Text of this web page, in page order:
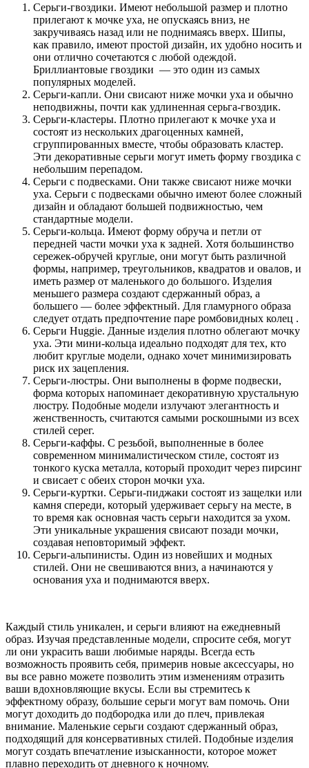
Серьги-гвоздики. Имеют небольшой размер и плотно
прилегают к мочке уха, не опускаясь вниз, не
закручиваясь назад или не поднимаясь вверх. Шипы,
как правило, имеют простой дизайн, их удобно носить и
они отлично сочетаются с любой одеждой.
Бриллиантовые гвоздики — это один из самых
популярных моделей.
Серьги-капли. Они свисают ниже мочки уха и обычно
неподвижны, почти как удлиненная серьга-гвоздик.
Серьги-кластеры. Плотно прилегают к мочке уха и
состоят из нескольких драгоценных камней,
сгруппированных вместе, чтобы образовать кластер.
Эти декоративные серьги могут иметь форму гвоздика с
небольшим перепадом.
Серьги с подвесками. Они также свисают ниже мочки
уха. Серьги с подвесками обычно имеют более сложный
дизайн и обладают большей подвижностью, чем
стандартные модели.
Серьги-кольца. Имеют форму обруча и петли от
передней части мочки уха к задней. Хотя большинство
сережек-обручей круглые, они могут быть различной
формы, например, треугольников, квадратов и овалов, и
иметь размер от маленького до большого. Изделия
меньшего размера создают сдержанный образ, а
большего — более эффектный. Для гламурного образа
следует отдать предпочтение паре ромбовидных колец .
Серьги Huggie. Данные изделия плотно облегают мочку
уха. Эти мини-кольца идеально подходят для тех, кто
любит круглые модели, однако хочет минимизировать
риск их зацепления.
Серьги-люстры. Они выполнены в форме подвески,
форма которых напоминает декоративную хрустальную
люстру. Подобные модели излучают элегантность и
женственность, считаются самыми роскошными из всех
стилей серег.
Серьги-каффы. С резьбой, выполненные в более
современном минималистическом стиле, состоят из
тонкого куска металла, который проходит через пирсинг
и свисает с обеих сторон мочки уха.
Серьги-куртки. Серьги-пиджаки состоят из защелки или
камня спереди, который удерживает серьгу на месте, в
то время как основная часть серьги находится за ухом.
Эти уникальные украшения свисают позади мочки,
создавая неповторимый эффект.
Серьги-альпинисты. Один из новейших и модных
стилей. Они не свешиваются вниз, а начинаются у
основания уха и поднимаются вверх.
Каждый стиль уникален, и серьги влияют на ежедневный
образ. Изучая представленные модели, спросите себя, могут
ли они украсить ваши любимые наряды. Всегда есть
возможность проявить себя, примерив новые аксессуары, но
вы все равно можете позволить этим изменениям отразить
ваши вдохновляющие вкусы. Если вы стремитесь к
эффектному образу, большие серьги могут вам помочь. Они
могут доходить до подбородка или до плеч, привлекая
внимание. Маленькие серьги создают сдержанный образ,
подходящий для консервативных стилей. Подобные изделия
могут создать впечатление изысканности, которое может
плавно переходить от дневного к ночному.